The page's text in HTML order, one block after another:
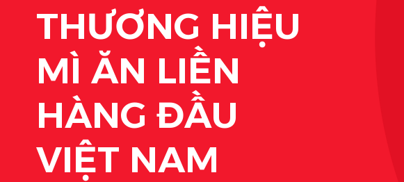
THƯƠNG HIỆU
MÌ ĂN LIỀN
HÀNG ĐẦU
VIỆT NAM